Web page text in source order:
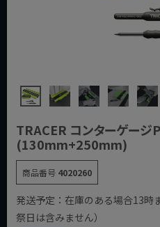
TRACER コンターゲージ
(130mm+250mm)
商品番号 4020260
発送予定：在庫のある場合13時
祭日は含みません）